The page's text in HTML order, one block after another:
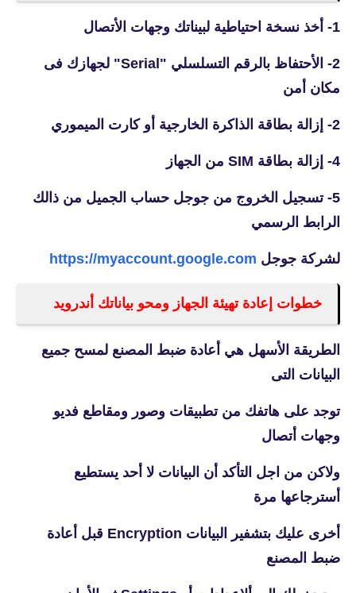
1- أخذ نسخة احتياطية لبيناتك وجهات الأتصال
2- الأحتفاظ بالرقم التسلسلي "
Serial" لجهازك فى
مكان أمن
2- إزالة بطاقة الذاكرة الخارجية أو كارت الميموري
4- إزالة بطاقة SIM من الجهاز
5- تسجيل الخروج من جوجل حساب الجميل من ذالك
الرابط الرسمي
لشركة جوجل https://myaccount.google.com
خطوات إعادة تهيئة الجهاز ومحو بياناتك أندرويد
الطريقة الأسهل هي أعادة ضبط المصنع لمسح جميع
البيانات التى
توجد على هاتفك من تطبيقات وصور ومقاطع فديو
وجهات أتصال
ولاكن من اجل التأكد أن البيانات لا أحد يستطيع
أسترجاعها مرة
أخرى عليك بتشفير البيانات Encryption قبل أعادة
ضبط المصنع